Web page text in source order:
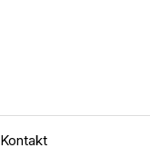
Kontakt